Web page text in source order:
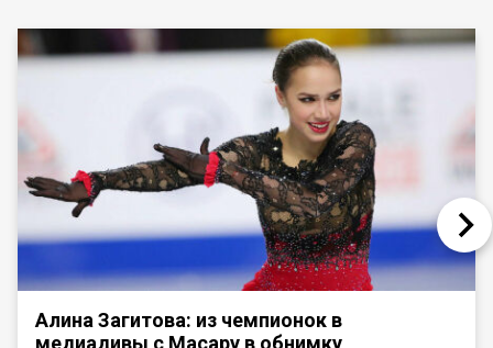
Алина Загитова: из чемпионок в
медиадивы с Масару в обнимку